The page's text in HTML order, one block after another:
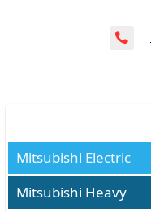
Mitsubishi Electric
Mitsubishi Heavy